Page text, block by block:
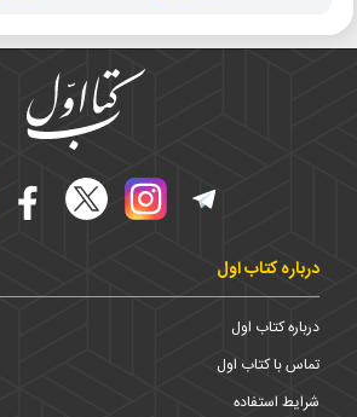
درباره کتاب اول
درباره کتاب اول
تماس با کتاب اول
شرایط استفاده